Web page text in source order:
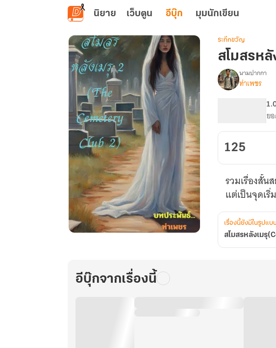
ข้ามไปยังเนื้อหาหลัก
นิยาย เว็บตูน อีบุ๊ก มุมนักเขียน
(The
ระทึกขวัญ
สโมสรห
เรื่อง
สโมสร
นามปากกา
ท่าเพชร
ย
125
รวมเรื่องสั้
แต่เป็นจุดเ
เรื่องนี้ยังมีในรูปแ
สโมสรหลังเมรุ
อีบุ๊กจากเรื่องนี้